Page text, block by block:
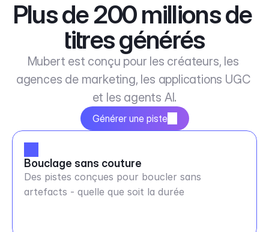
Plus de 200 millions de
titres générés
Mubert est conçu pour les créateurs, les
agences de marketing, les applications UGC
et les agents AI.
Générer une piste
Bouclage sans couture
Des pistes conçues pour boucler sans
artefacts - quelle que soit la durée